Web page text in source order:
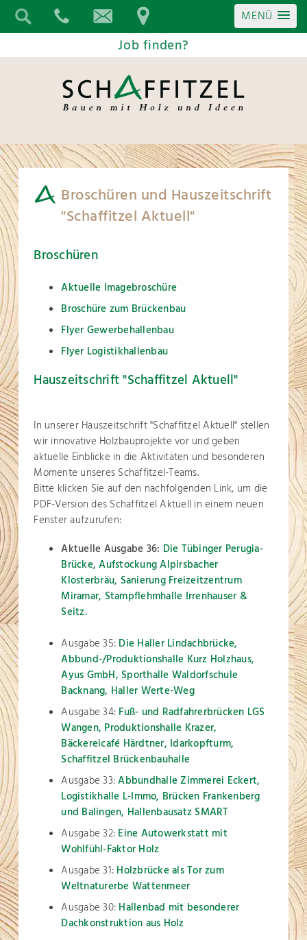
MENÜ
Job finden?
Broschüren und Hauszeitschrift
"Schaffitzel Aktuell"
Broschüren
Aktuelle Imagebroschüre
Broschüre zum Brückenbau
Flyer Gewerbehallenbau
Flyer Logistikhallenbau
Hauszeitschrift "Schaffitzel Aktuell"
In unserer Hauszeitschrift "Schaffitzel Aktuell" stellen
wir innovative Holzbauprojekte vor und geben
aktuelle Einblicke in die Aktivitäten und besonderen
Momente unseres Schaffitzel-Teams.
Bitte klicken Sie auf den nachfolgenden Link, um die
PDF-Version des Schaffitzel Aktuell in einem neuen
Fenster aufzurufen:
Aktuelle Ausgabe 36: Die Tübinger Perugia-
Brücke, Aufstockung Alpirsbacher
Klosterbräu, Sanierung Freizeitzentrum
Miramar, Stampflehmhalle Irrenhauser &
Seitz.
Ausgabe 35: Die Haller Lindachbrücke,
Abbund-/Produktionshalle Kurz Holzhaus,
Ayus GmbH, Sporthalle Waldorfschule
Backnang, Haller Werte-Weg
Ausgabe 34: Fuß- und Radfahrerbrücken LGS
Wangen, Produktionshalle Krazer,
Bäckereicafé Härdtner, Idarkopfturm,
Schaffitzel Brückenbauhalle
Ausgabe 33:Abbundhalle Zimmerei Eckert,
Logistikhalle L-Immo, Brücken Frankenberg
und Balingen, Hallenbausatz SMART
Ausgabe 32: Eine Autowerkstatt mit
Wohlfühl-Faktor Holz
Ausgabe 31: Holzbrücke als Tor zum
Weltnaturerbe Wattenmeer
Ausgabe 30: Hallenbad mit besonderer
Dachkonstruktion aus Holz